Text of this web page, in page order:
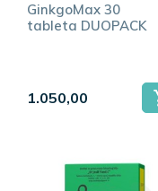
GinkgoMax 30
tableta DUOPACK
1.050,00